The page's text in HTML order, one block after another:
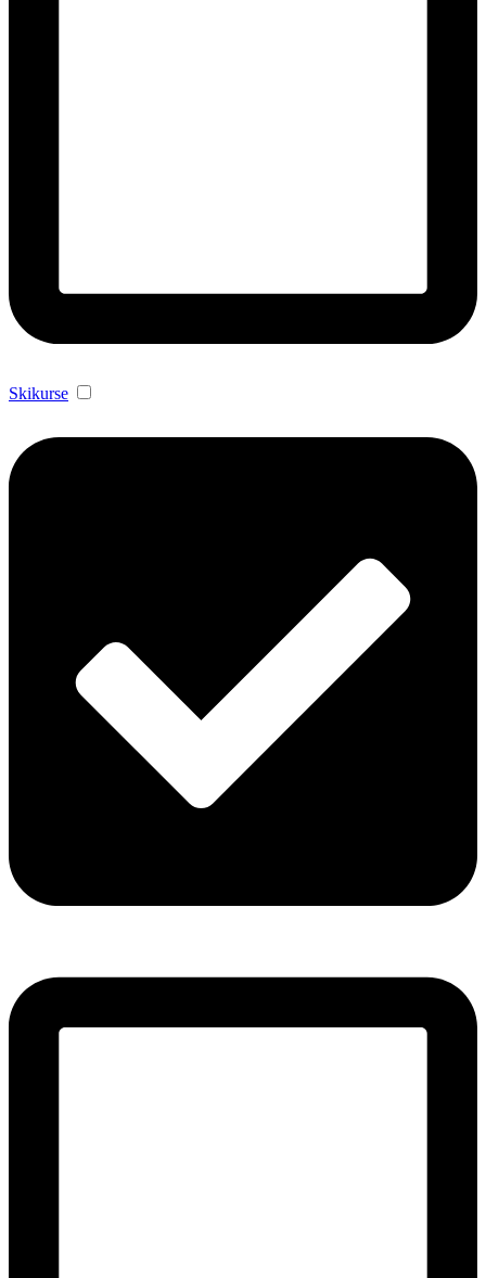
Skikurse